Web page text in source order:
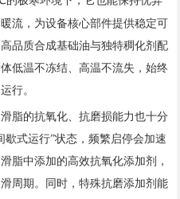
流，为设备核心部件提供稳定可
品质合成基础油与独特稠化剂配
低温不冻结、高温不流失，始终
行。
脂的抗氧化、抗磨损能力也十分
歇式运行”状态，频繁启停会加速
脂中添加的高效抗氧化添加剂，
周期。同时，特殊抗磨添加剂能